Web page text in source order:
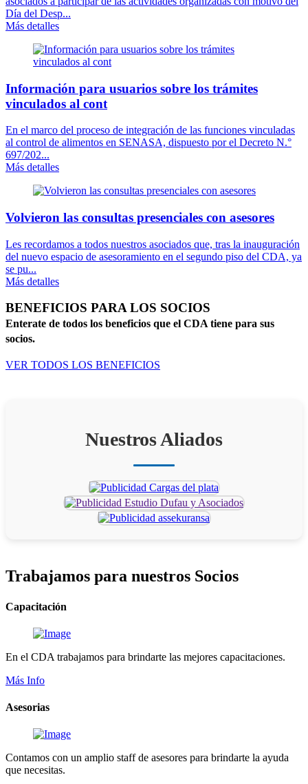
Día del Desp...
Más detalles
Información para usuarios sobre los trámites
vinculados al cont
En el marco del proceso de integración de las funciones vinculadas
al control de alimentos en SENASA, dispuesto por el Decreto N.°
697/202...
Más detalles
Volvieron las consultas presenciales con asesores
Les recordamos a todos nuestros asociados que, tras la inauguración
del nuevo espacio de asesoramiento en el segundo piso del CDA, ya
se pu...
Más detalles
BENEFICIOS PARA LOS SOCIOS
Enterate de todos los beneficios que el CDA tiene para sus
socios.
VER TODOS LOS BENEFICIOS
Nuestros Aliados
Trabajamos para nuestros Socios
Capacitación
En el CDA trabajamos para brindarte las mejores capacitaciones.
Más Info
Asesorias
Contamos con un amplio staff de asesores para brindarte la ayuda
que necesitas.